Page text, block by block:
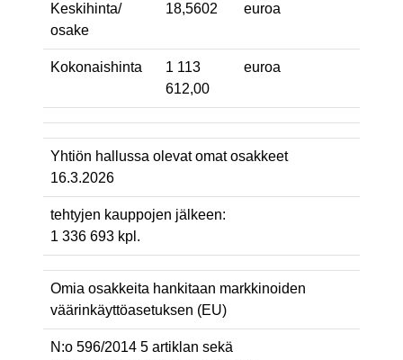
Keskihinta/
osake
18,5602 euroa
Kokonaishinta
1 113
612,00
euroa
Yhtiön hallussa olevat omat osakkeet
16.3.2026
tehtyjen kauppojen jälkeen:
1 336 693 kpl.
Omia osakkeita hankitaan markkinoiden
väärinkäyttöasetuksen (EU)
N:o 596/2014 5 artiklan sekä